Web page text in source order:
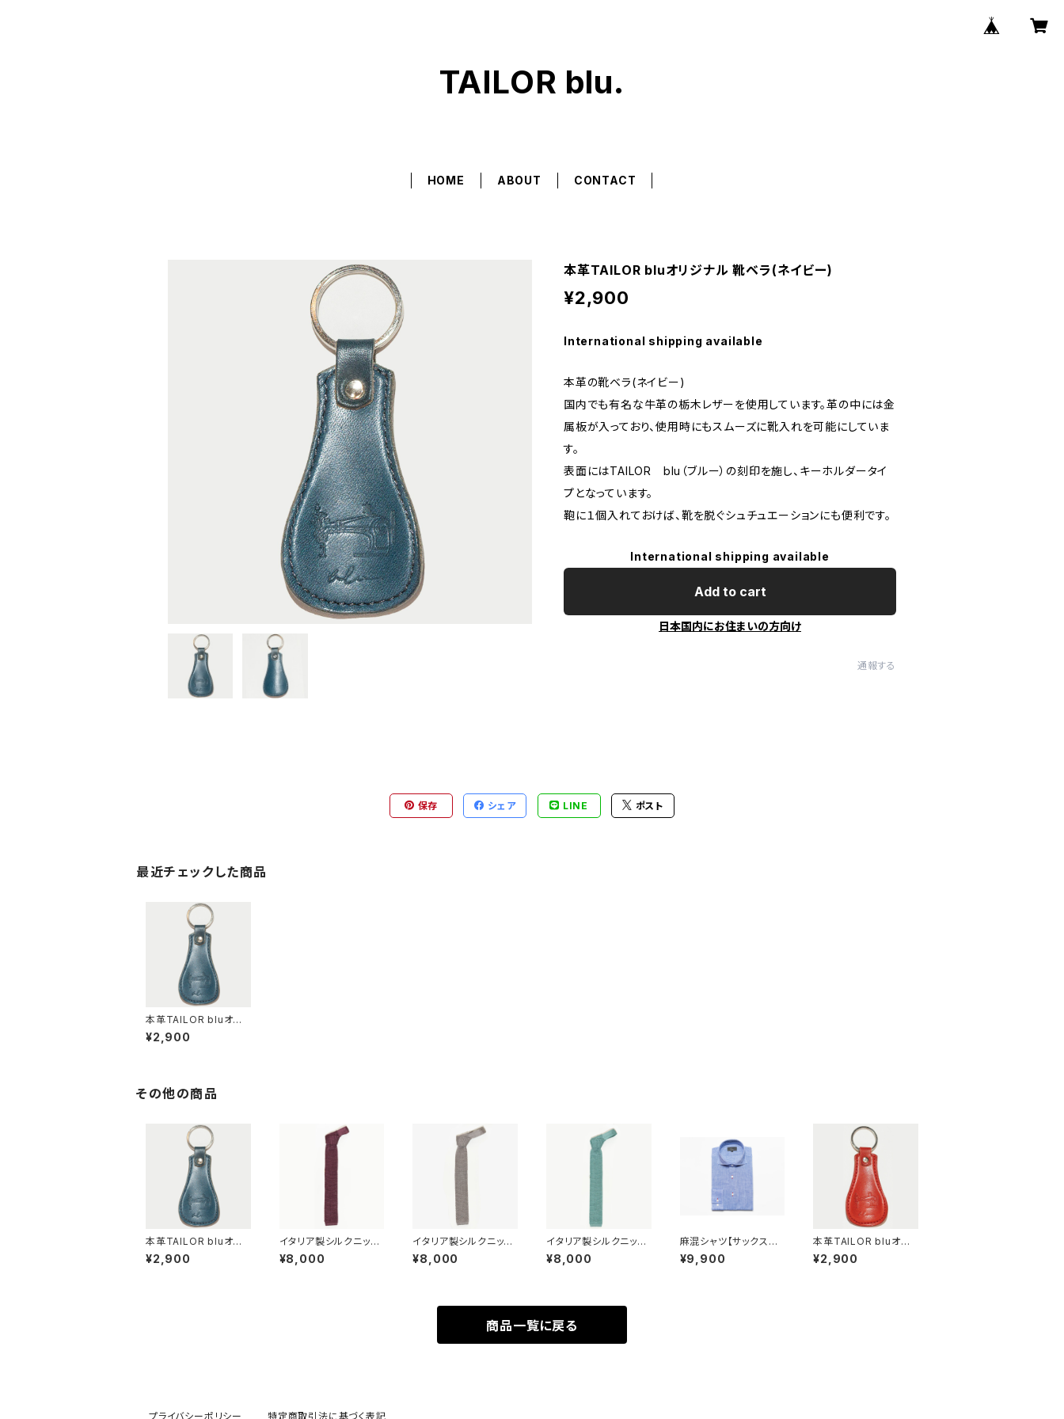
TAILOR blu.
HOME ABOUT CONTACT
本革TAILOR bluオリジナル 靴ベラ(ネイビー)
¥2,900
International shipping available
本革の靴ベラ(ネイビー)
国内でも有名な牛革の栃木レザーを使用しています。革の中には金
属板が入っており、使用時にもスムーズに靴入れを可能にしていま
す。
表面にはTAILOR blu（ブルー）の刻印を施し、キーホルダータイ
プとなっています。
鞄に１個入れておけば、靴を脱ぐシュチュエーションにも便利です。
International shipping available
Add to cart
日本国内にお住まいの方向け
通報する
保存 シェア LINE ポスト
最近チェックした商品
本革TAILOR bluオリ
ジナル 靴ベラ(ネイビ
ー)
¥2,900
その他の商品
本革TAILOR bluオリ
ジナル 靴ベラ(ネイビ
ー)
¥2,900
イタリア製シルクニット
タイ(ワイン)
¥8,000
イタリア製シルクニット
タイ(シルバー)
¥8,000
イタリア製シルクニット
タイ(ライトグリーン)
¥8,000
麻混シャツ【サックスブ
ルー・ビジネスカジュア
ル】
¥9,900
本革TAILOR bluオリ
ジナル 靴ベラ(レッド)
¥2,900
商品一覧に戻る
プライバシーポリシー 特定商取引法に基づく表記